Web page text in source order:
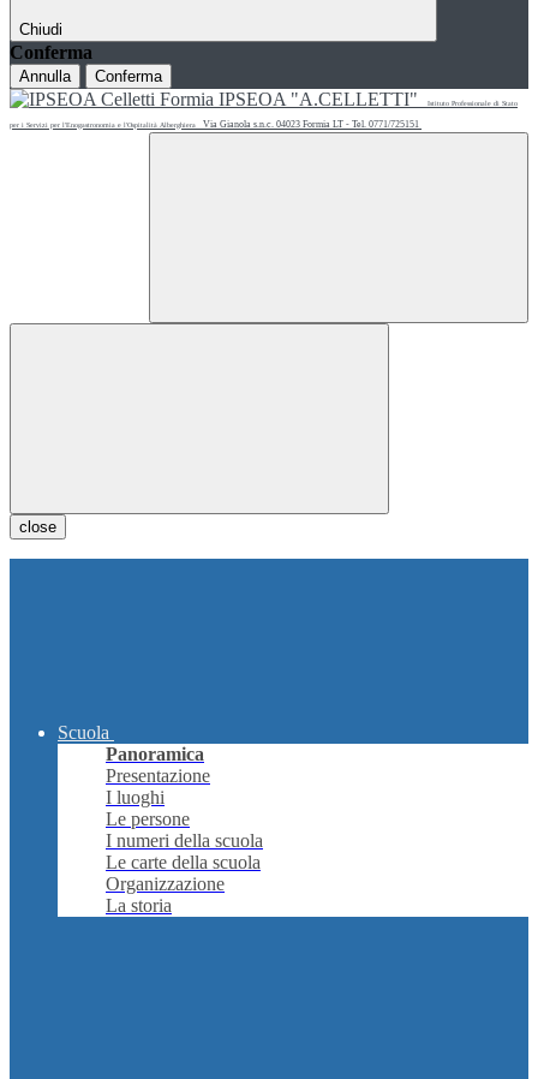
Chiudi
Conferma
Annulla Conferma
IPSEOA "A.CELLETTI" Istituto Professionale di Stato
per i Servizi per l'Enogastronomia e l'Ospitalità Alberghiera Via Gianola s.n.c. 04023 Formia LT - Tel. 0771/725151
close
Scuola
Panoramica
Presentazione
I luoghi
Le persone
I numeri della scuola
Le carte della scuola
Organizzazione
La storia